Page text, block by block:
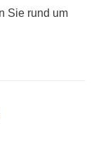
Sie rund um